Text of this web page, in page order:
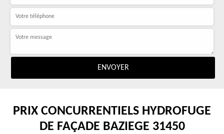
PRIX CONCURRENTIELS HYDROFUGE
DE FAÇADE BAZIEGE 31450